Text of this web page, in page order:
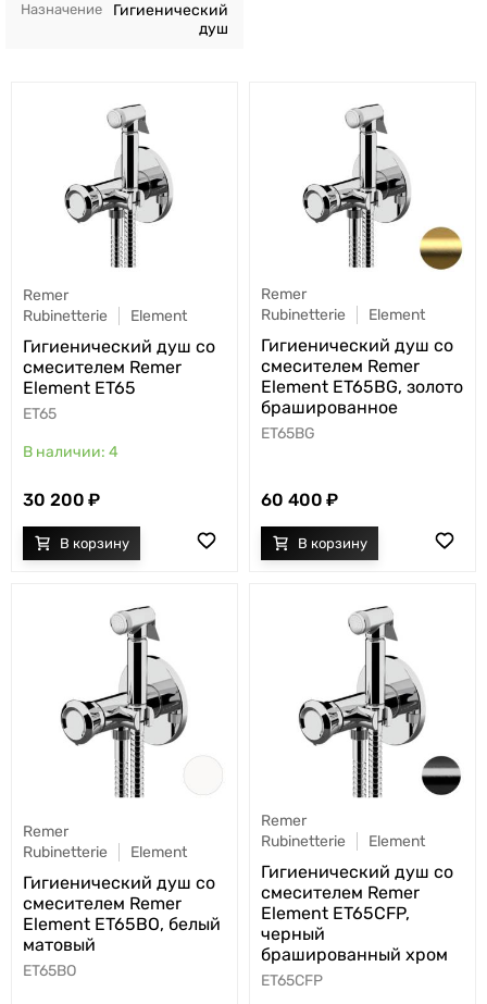
Назначение
Гигиенический
душ
Remer
Rubinetterie
Element
Гигиенический душ со
смесителем Remer
Element ET65
ET65
4
30 200
Remer
Rubinetterie
Element
Гигиенический душ со
смесителем Remer
Element ET65BG, золото
брашированное
ET65BG
60 400
Remer
Rubinetterie
Element
Гигиенический душ со
смесителем Remer
Element ET65BO, белый
матовый
ET65BO
Remer
Rubinetterie
Element
Гигиенический душ со
смесителем Remer
Element ET65CFP,
черный
брашированный хром
ET65CFP